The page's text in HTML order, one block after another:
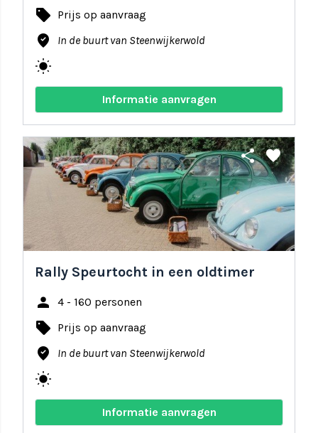
local_offer Prijs op aanvraag
where_to_vote In de buurt van Steenwijkerwold
wb_sunny
Informatie aanvragen
share favorite
Rally Speurtocht in een oldtimer
person 4 - 160 personen
local_offer Prijs op aanvraag
where_to_vote In de buurt van Steenwijkerwold
wb_sunny
Informatie aanvragen